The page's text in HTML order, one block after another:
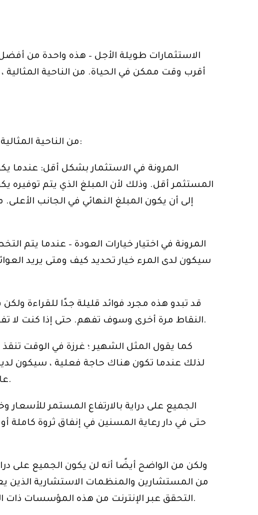
الاستثمارات طويلة الأجل – هذه واحدة من
أقرب وقت ممكن في الحياة. من الناحية المثالية
من الناحية المثالية ، هذا هو أحد أفضل الطرق لتأمين حياة المرء. الفوائد الأكبر للاستثمار البطيء والثابت هي:
المستثمر أقل. وذلك لأن المبلغ الذي يتم توفيره
إلى أن يكون المبلغ النهائي في الجانب
سيكون لدى المرء خيار تحديد كيف ومتى يريد
قد تبدو هذه مجرد فوائد قليلة جدًا للقراءة
النقاط مرة أخرى وسوف تفهم. حتى إذا كنت لا تفهمها جيدًا ، فمن الأفضل دائمًا البدء في التخطيط لمستقبلك ومستقبل عائلتك مسبقًا.
كما يقول المثل الشهير ؛ غرزة في الوقت
لذلك عندما تكون هناك حاجة فعلية ، سيكون
عام للشيخوخة سينتج عنه التنازل عن نمط حياة حتى الاحتياجات الأساسية للعائلة بأكملها.
الجميع على دراية بالارتفاع المستمر
حتى في دار رعاية المسنين في إنفاق ثروة
ولكن من الواضح أيضًا أنه لن يكون الجميع على
من المستشارين والمنظمات الاستشارية
التحقق عبر الإنترنت من هذه المؤسسات ذات السمعة الطيبة وستجد أشخاصًا حقيقيين يمكنهم المساعدة في الحصول على حياة آمنة.